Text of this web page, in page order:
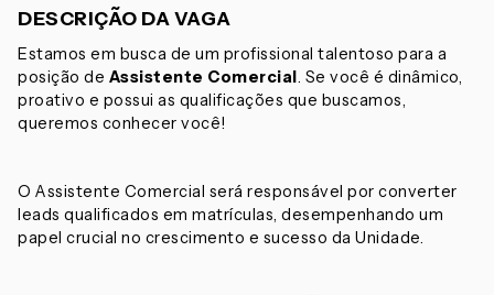
DESCRIÇÃO DA VAGA
Estamos em busca de um profissional talentoso para a
posição de Assistente Comercial. Se você é dinâmico,
proativo e possui as qualificações que buscamos,
queremos conhecer você!
O Assistente Comercial será responsável por converter
leads qualificados em matrículas, desempenhando um
papel crucial no crescimento e sucesso da Unidade.